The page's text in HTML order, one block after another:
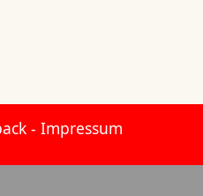
- Impressum